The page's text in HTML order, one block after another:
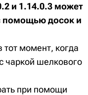
и 1.14.0.3 может
помощью досок и
тот момент, когда
чаркой шелкового
при помощи